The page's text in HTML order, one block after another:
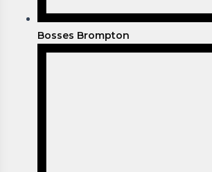
Bosses Brompton